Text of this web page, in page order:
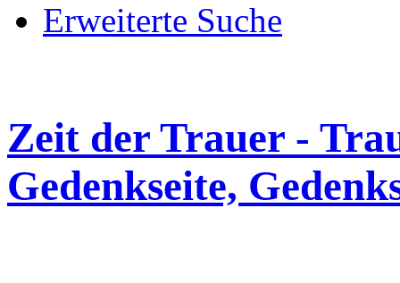
Erweiterte Suche
Zeit der Trauer -
Gedenkseite,